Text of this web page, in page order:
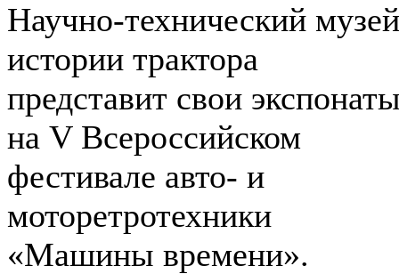
Научно-технический музей
истории трактора
представит свои
на V Всероссийском
фестивале авто- и
моторетротехники
«Машины времени».